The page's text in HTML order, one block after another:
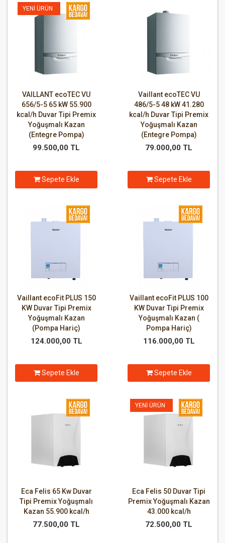
VAILLANT ecoTEC VU
656/5-5 65 kW 55.900
kcal/h Duvar Tipi Premix
Yoğuşmalı Kazan
(Entegre Pompa)
YENI ÜRÜN
99.500,00 TL
Sepete Ekle
Vaillant ecoTEC VU
486/5-5 48 kW 41.280
kcal/h Duvar Tipi Premix
Yoğuşmalı Kazan
(Entegre Pompa)
79.000,00 TL
Sepete Ekle
Vaillant ecoFit PLUS 150
KW Duvar Tipi Premix
Yoğuşmalı Kazan
(Pompa Hariç)
124.000,00 TL
Sepete Ekle
Vaillant ecoFit PLUS 100
KW Duvar Tipi Premix
Yoğuşmalı Kazan (
Pompa Hariç)
116.000,00 TL
Sepete Ekle
Eca Felis 65 Kw Duvar
Tipi Premix Yoğuşmalı
Kazan 55.900 kcal/h
77.500,00 TL
Eca Felis 50 Duvar Tipi
Premix Yoğuşmalı Kazan
43.000 kcal/h
YENI ÜRÜN
72.500,00 TL